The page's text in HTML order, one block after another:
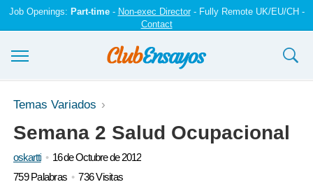
Job Openings: Part-time- Non-exec Director- Fully Remote UK/EU/CH -
Contact
Ensayos y trabajos
Registrarse
Iniciar sesión
Temas Variados
Semana 2 Salud Ocupacional
oskartti
16 de Octubre de 2012
759 Palabras
736 Visitas